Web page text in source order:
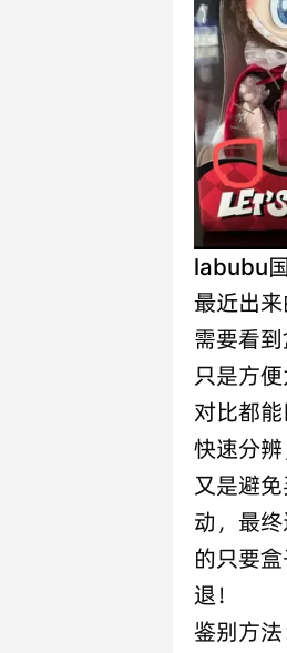
labubu
最近出
需要看
只是方
对比都
快速分
又是避
动，最
的只要
退！
鉴别方法